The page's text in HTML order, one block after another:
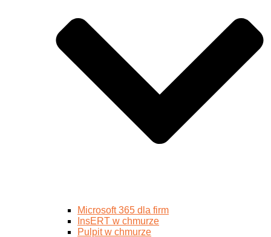
Microsoft 365 dla firm
InsERT w chmurze
Pulpit w chmurze